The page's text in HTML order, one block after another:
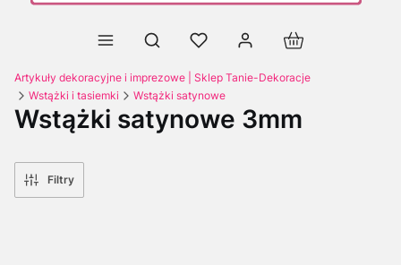
Otwórz wyszukiwarkę Produkty w
Artykuły dekoracyjne i imprezowe | Sklep Tanie-Dekoracje
Wstążki i tasiemki
Wstążki satynowe
Wstążki satynowe 3mm
Filtry